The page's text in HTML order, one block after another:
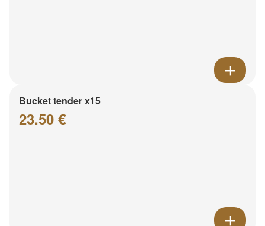
Bucket tender x15
23.50 €